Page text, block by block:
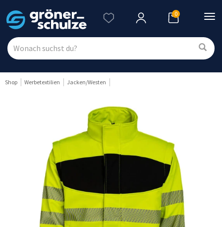
0
Shop Werbetextilien Jacken/Westen